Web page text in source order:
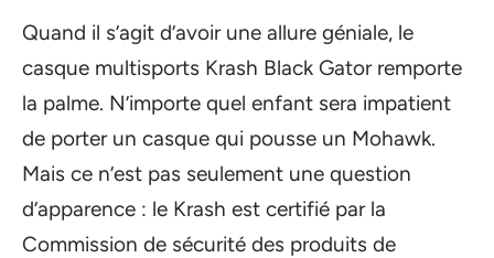
Quand il s’agit d’avoir une allure géniale, le
casque multisports Krash Black Gator remporte
la palme. N’importe quel enfant sera impatient
de porter un casque qui pousse un Mohawk.
Mais ce n’est pas seulement une question
d’apparence : le Krash est certifié par la
Commission de sécurité des produits de